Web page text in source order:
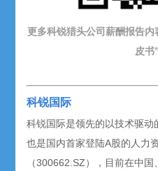
更多科锐猎头公司薪酬报告
皮书
科锐国际
科锐国际是领先的以技术驱动
也是国内首家登陆A股的人力
（300662.SZ），目前在中